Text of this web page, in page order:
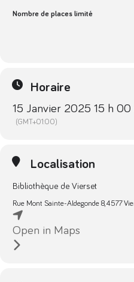
Nombre de places limité
Horaire
15 Janvier 2025 15 h
(GMT+01:00)
Localisation
Bibliothèque de Vierset
Rue Mont Sainte-Aldegonde 8, 4577
Open in Maps